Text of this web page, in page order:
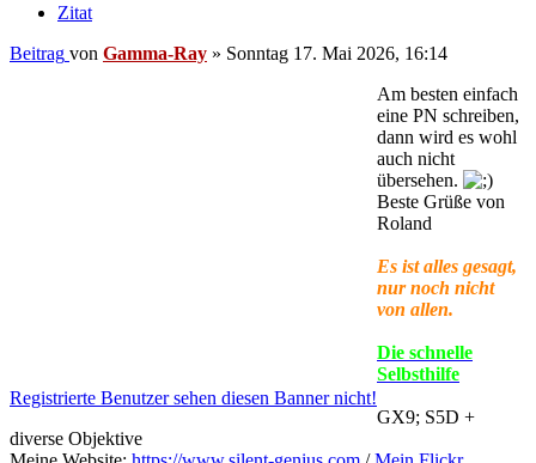
Zitat
Beitrag von Gamma-Ray » Sonntag 17. Mai 2026, 16:14
Registrierte Benutzer sehen diesen Banner nicht!
Am besten einfach
eine PN schreiben,
dann wird es wohl
auch nicht
übersehen.
Beste Grüße von
Roland
Es ist alles gesagt,
nur noch nicht
von allen.
Die schnelle
Selbsthilfe
GX9; S5D +
diverse Objektive